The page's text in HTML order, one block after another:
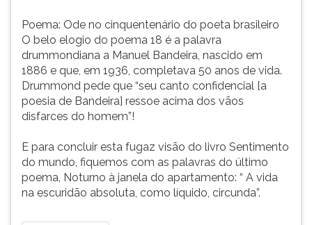
Poema: Ode no cinquentenário do poeta brasileiro
O belo elogio do poema 18 é a palavra
drummondiana a Manuel Bandeira, nascido em
1886 e que, em 1936, completava 50 anos de vida.
Drummond pede que “seu canto confidencial [a
poesia de Bandeira] ressoe acima dos vãos
disfarces do homem”!
E para concluir esta fugaz visão do livro Sentimento
do mundo, fiquemos com as palavras do último
poema, Noturno à janela do apartamento: “ A vida
na escuridão absoluta, como líquido, circunda”.